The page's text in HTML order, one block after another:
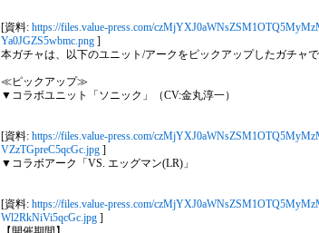
[資料: https://files.value-press.com/
Ya0JGZS5wbmc.png ]
本ガチャは、以下のユニット/アークをピックアップしたガチャで
≪ピックアップ≫
▼コラボユニット「ソニック」（CV:金丸淳一）
[資料: https://files.value-press.com/
VZzTGpreC5qcGc.jpg ]
▼コラボアーク「VS. エッグマン(LR)」
[資料: https://files.value-press.com/
Wl2RkNiVi5qcGc.jpg ]